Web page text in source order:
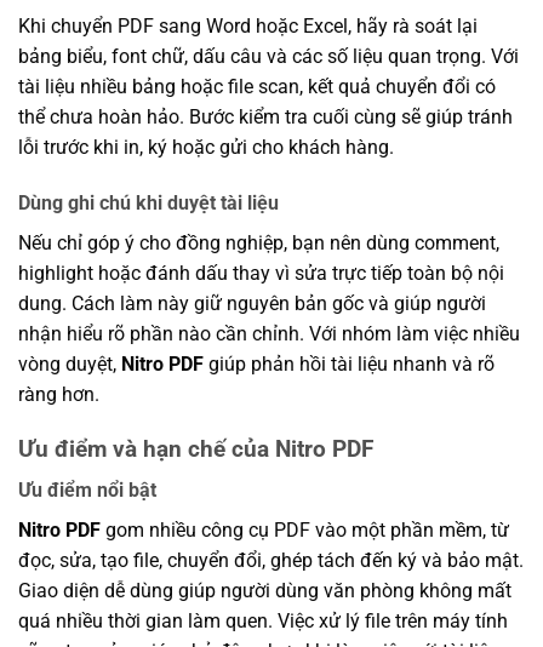
Khi chuyển PDF sang Word hoặc Excel, hãy rà soát lại
bảng biểu, font chữ, dấu câu và các số liệu quan trọng. Với
tài liệu nhiều bảng hoặc file scan, kết quả chuyển đổi có
thể chưa hoàn hảo. Bước kiểm tra cuối cùng sẽ giúp tránh
lỗi trước khi in, ký hoặc gửi cho khách hàng.
Dùng ghi chú khi duyệt tài liệu
Nếu chỉ góp ý cho đồng nghiệp, bạn nên dùng comment,
highlight hoặc đánh dấu thay vì sửa trực tiếp toàn bộ nội
dung. Cách làm này giữ nguyên bản gốc và giúp người
nhận hiểu rõ phần nào cần chỉnh. Với nhóm làm việc nhiều
vòng duyệt, Nitro PDF giúp phản hồi tài liệu nhanh và rõ
ràng hơn.
Ưu điểm và hạn chế của Nitro PDF
Ưu điểm nổi bật
Nitro PDF gom nhiều công cụ PDF vào một phần mềm, từ
đọc, sửa, tạo file, chuyển đổi, ghép tách đến ký và bảo mật.
Giao diện dễ dùng giúp người dùng văn phòng không mất
quá nhiều thời gian làm quen. Việc xử lý file trên máy tính